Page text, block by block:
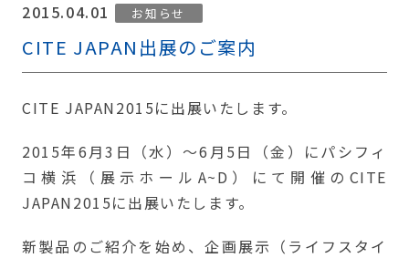
2015.04.01 お知らせ
CITE JAPAN出展のご案内
CITE JAPAN2015に出展いたします。
2015年6月3日（水）～6月5日（金）にパシフィ
コ横浜（展示ホールA~D）にて開催のCITE
JAPAN2015に出展いたします。
新製品のご紹介を始め、企画展示（ライフスタイ